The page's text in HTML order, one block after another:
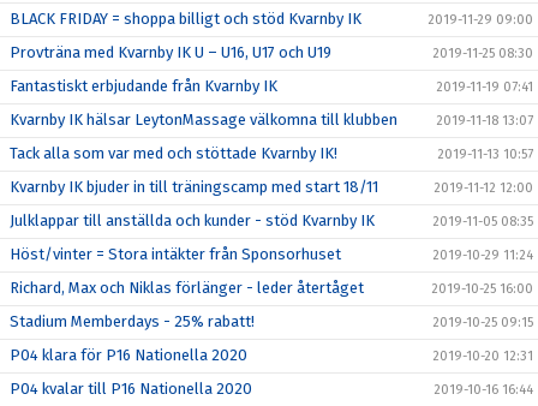
BLACK FRIDAY = shoppa billigt och stöd Kvarnby IK 2019-11-29 09:00
Provträna med Kvarnby IK U – U16, U17 och U19 2019-11-25 08:30
Fantastiskt erbjudande från Kvarnby IK 2019-11-19 07:41
Kvarnby IK hälsar LeytonMassage välkomna till klubben 2019-11-18 13:07
Tack alla som var med och stöttade Kvarnby IK! 2019-11-13 10:57
Kvarnby IK bjuder in till träningscamp med start 18/11 2019-11-12 12:00
Julklappar till anställda och kunder - stöd Kvarnby IK 2019-11-05 08:35
Höst/vinter = Stora intäkter från Sponsorhuset 2019-10-29 11:24
Richard, Max och Niklas förlänger - leder återtåget 2019-10-25 16:00
Stadium Memberdays - 25% rabatt! 2019-10-25 09:15
P04 klara för P16 Nationella 2020 2019-10-20 12:31
P04 kvalar till P16 Nationella 2020 2019-10-16 16:44